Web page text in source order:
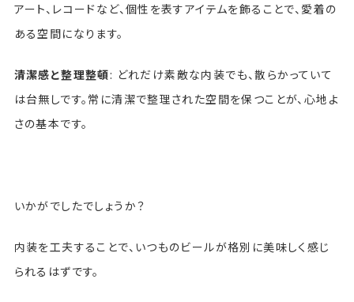
アート、レコードなど、個性を表すアイテムを飾ることで、愛着の
ある空間になります。
清潔感と整理整頓: どれだけ素敵な内装でも、散らかっていて
は台無しです。常に清潔で整理された空間を保つことが、心地よ
さの基本です。
いかがでしたでしょうか？
内装を工夫することで、いつものビールが格別に美味しく感じ
られるはずです。